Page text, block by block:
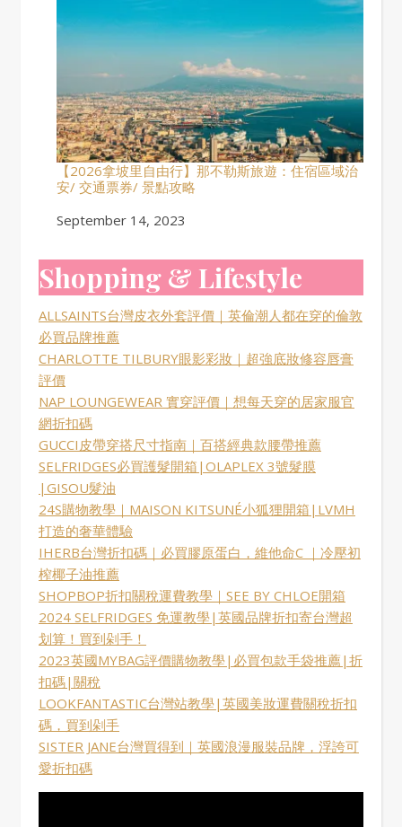
【2026拿坡里自由行】那不勒斯旅遊：住宿區域治
安/ 交通票券/ 景點攻略
Date
September 14, 2023
Shopping & Lifestyle
ALLSAINTS台灣皮衣外套評價｜英倫潮人都在穿的倫敦
必買品牌推薦
CHARLOTTE TILBURY眼影彩妝｜超強底妝修容唇膏
評價
NAP LOUNGEWEAR 實穿評價｜想每天穿的居家服官
網折扣碼
GUCCI皮帶穿搭尺寸指南｜百搭經典款腰帶推薦
SELFRIDGES必買護髮開箱|OLAPLEX 3號髮膜
|GISOU髮油
24S購物教學｜MAISON KITSUNÉ小狐狸開箱|LVMH
打造的奢華體驗
IHERB台灣折扣碼｜必買膠原蛋白，維他命C ｜冷壓初
榨椰子油推薦
SHOPBOP折扣關稅運費教學｜SEE BY CHLOE開箱
2024 SELFRIDGES 免運教學|英國品牌折扣寄台灣超
划算！買到剁手！
2023英國MYBAG評價購物教學|必買包款手袋推薦|折
扣碼|關稅
LOOKFANTASTIC台灣站教學|英國美妝運費關稅折扣
碼，買到剁手
SISTER JANE台灣買得到｜英國浪漫服裝品牌，浮誇可
愛折扣碼